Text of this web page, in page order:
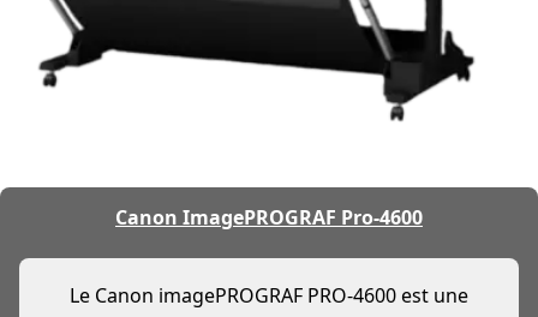
Canon ImagePROGRAF Pro-4600
Le Canon imagePROGRAF PRO-4600 est une